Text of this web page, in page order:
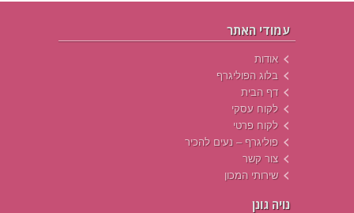
עמודי האתר
אודות
בלוג הפוליגרף
דף הבית
לקוח עסקי
לקוח פרטי
פוליגרף – נעים להכיר
צור קשר
שירותי המכון
נויה גונן